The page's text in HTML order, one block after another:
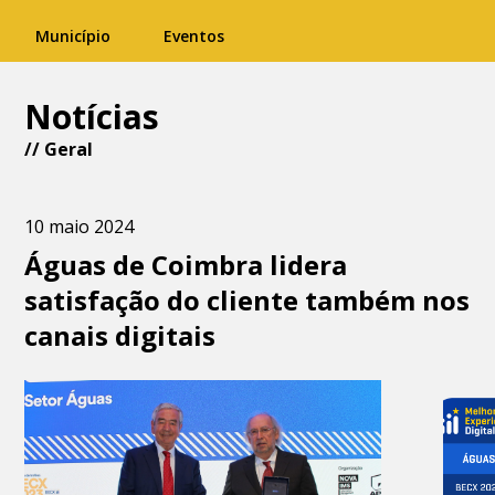
Município Eventos
Notícias
// Geral
10 maio 2024
Águas de Coimbra lidera
satisfação do cliente também nos
canais digitais